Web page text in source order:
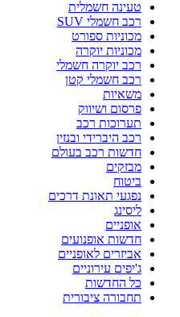
טעינה חשמלית
רכב חשמלי SUV
מכוניות ספורט
מכוניות יוקרה
רכב יוקרה חשמלי
רכב חשמלי קטן
משאיות
פרסום ושיווק
תערוכות רכב
רכב היברידי ובנזין
חדשות רכב בעולם
מבזקים
ביטוח
נפגעי תאונת דרכים
ליסינג
אופניים
חדשות אופנועים
אביזרים לאופניים
ג'יפים עירוניים
כל החדשות
תחבורה ציבורית